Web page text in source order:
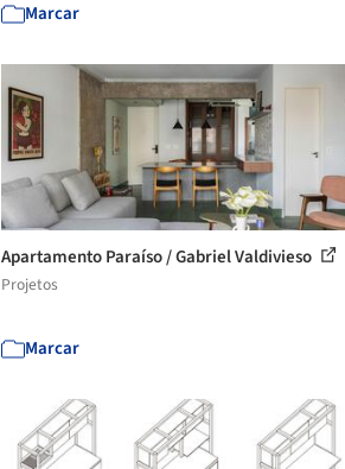
Marcar
Apartamento Paraíso / Gabriel Valdivieso
Projetos
Marcar